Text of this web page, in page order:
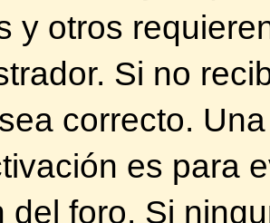
Cambiando esto
de acuerdo a su zona
este es un buen
la zona horaria y las